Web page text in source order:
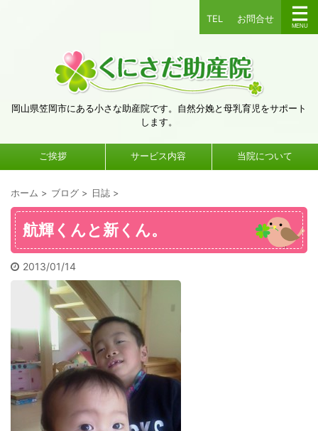
TEL お問合せ
岡山県笠岡市にある小さな助産院です。自然分娩と母乳育児をサポート
します。
ご挨拶 サービス内容 当院について
ホーム > ブログ > 日誌 >
航輝くんと新くん。
2013/01/14